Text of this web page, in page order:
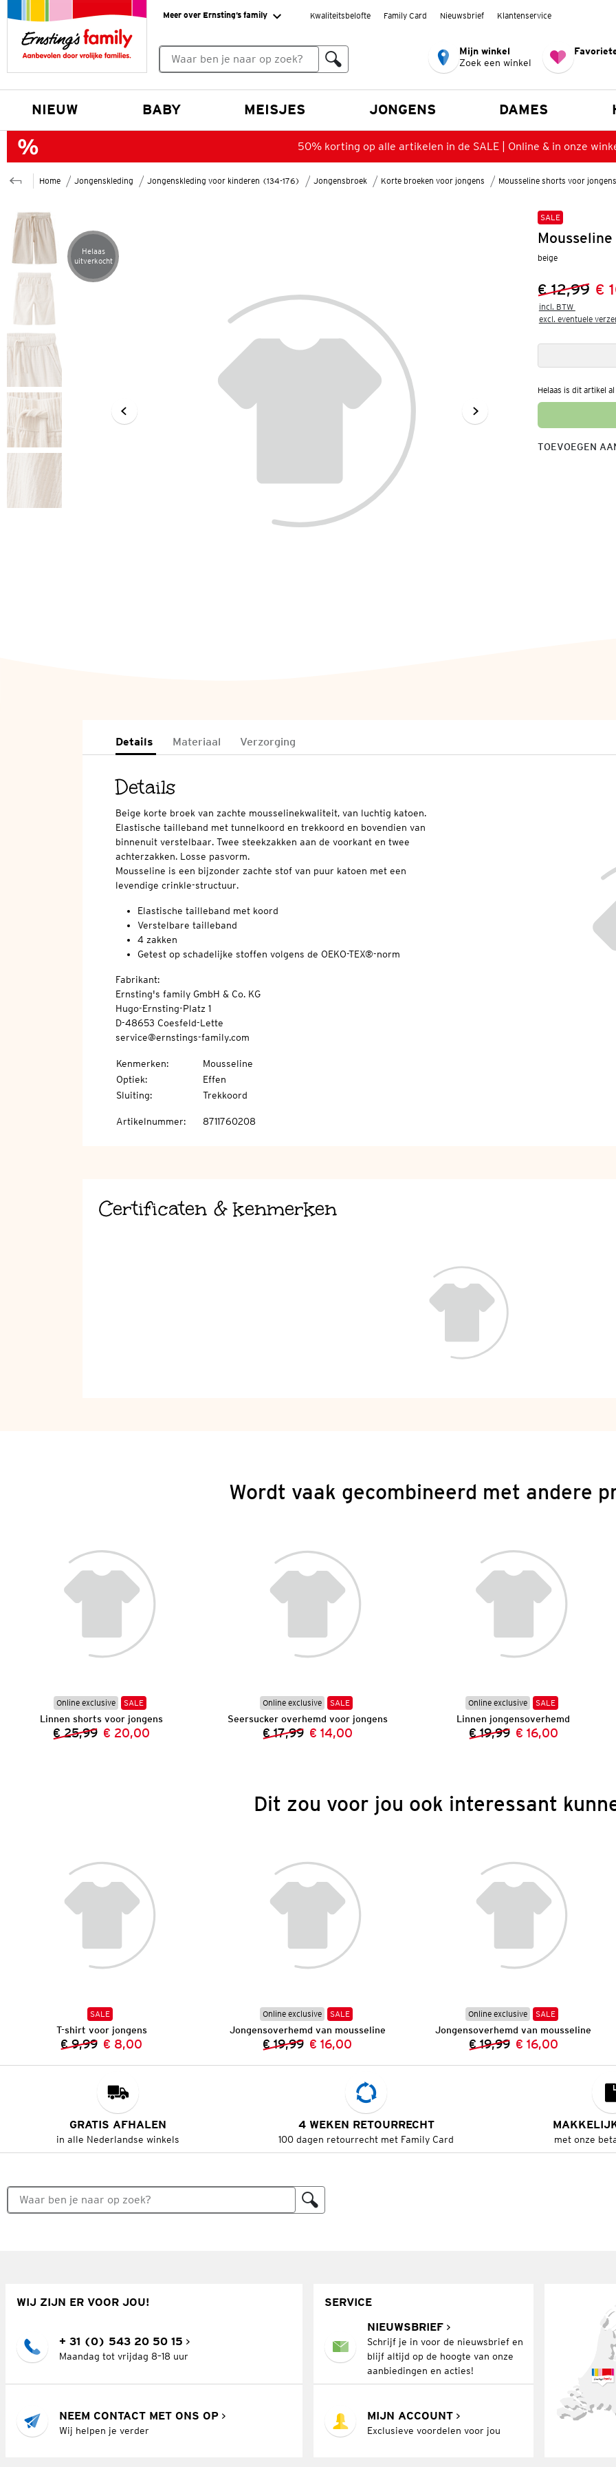
Meer over Ernsting’s family Kwaliteitsbelofte Family Card Nieuwsbrief Klantenservice
Mijn winkel
Zoek een winkel
NIEUW BABY MEISJES JONGENS DAMES
50% korting op alle artikelen in de SALE | Online & in onze
Home Jongenskleding Jongenskleding voor kinderen (134-176) Jongensbroek Korte broeken voor jongens Mousseline shorts voor jongens
Artikel helaas uitverkocht
Helaas
uitverkocht
SALE
beige
Vorige
€ 12,99
Nieuwe €
incl. BTW
excl. eventuele
Helaas is dit artikel
TOEVOEGEN
Details Materiaal Verzorging
Details
Beige korte broek van zachte mousselinekwaliteit, van luchtig katoen.
Elastische tailleband met tunnelkoord en trekkoord en bovendien van
binnenuit verstelbaar. Twee steekzakken aan de voorkant en twee
achterzakken. Losse pasvorm.
Mousseline is een bijzonder zachte stof van puur katoen met een
levendige crinkle-structuur.
Elastische tailleband met koord
Verstelbare tailleband
4 zakken
Getest op schadelijke stoffen volgens de OEKO-TEX®-norm
Fabrikant:
Ernsting's family GmbH & Co. KG
Hugo-Ernsting-Platz 1
D-48653 Coesfeld-Lette
service@ernstings-family.com
Kenmerken:
Mousseline
Optiek:
Effen
Sluiting: Trekkoord
Artikelnummer: 8711760208
Certificaten & kenmerken
Wordt vaak gecombineerd met andere
Online exclusive SALE
Linnen shorts voor jongens
Vorige prijs:
€ 25,99 Nieuwe prijs:
€ 20,00
Online exclusive SALE
Seersucker overhemd voor jongens
Vorige prijs:
€ 17,99 Nieuwe prijs:
€ 14,00
Online exclusive SALE
Linnen jongensoverhemd
Vorige prijs:
€ 19,99 Nieuwe prijs:
€ 16,00
Dit zou voor jou ook interessant
SALE
T-shirt voor jongens
Vorige prijs:
€ 9,99 Nieuwe prijs:
€ 8,00
Online exclusive SALE
Jongensoverhemd van mousseline
Vorige prijs:
€ 19,99 Nieuwe prijs:
€ 16,00
Online exclusive SALE
Jongensoverhemd van mousseline
Vorige prijs:
€ 19,99 Nieuwe prijs:
€ 16,00
GRATIS AFHALEN
in alle Nederlandse winkels
4 WEKEN RETOURRECHT
100 dagen retourrecht met Family Card met onze
WIJ ZIJN ER VOOR JOU!
+ 31 (0) 543 20 50 15
Maandag tot vrijdag 8–18 uur
NEEM CONTACT MET ONS OP
Wij helpen je verder
SERVICE
NIEUWSBRIEF
Schrijf je in voor de nieuwsbrief en
blijf altijd op de hoogte van onze
aanbiedingen en acties!
MIJN ACCOUNT
Exclusieve voordelen voor jou